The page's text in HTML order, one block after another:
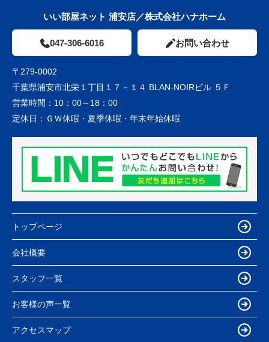
いい部屋ネット 浦安店／株式会社ハナホーム
047-306-6016 お問い合わせ
〒279-0002
千葉県浦安市北栄１丁目１７－１４ BLAN-NOIRビル ５Ｆ
営業時間： 10：00～18：00
定休日： ＧＷ休暇・夏季休暇・年末年始休暇
トップページ
会社概要
スタッフ一覧
お客様の声一覧
アクセスマップ